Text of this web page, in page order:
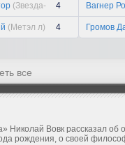
(Звезда-
4
(Метэл л) 4
Вагнер
BigTech
Громов
все
Николай Вовк рассказал
рождения, о своей